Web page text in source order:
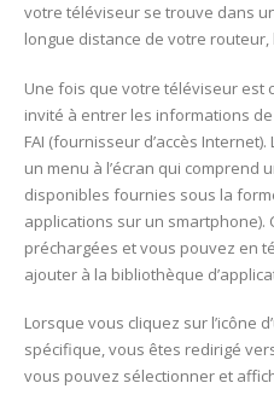
votre téléviseur se trouve dans
longue distance de votre
Une fois que votre téléviseur est
invité à entrer les informations
FAI (fournisseur d’accès
un menu à l’écran qui comprend
disponibles fournies sous la
applications sur un
préchargées et vous pouvez en
ajouter à la bibliothèque
Lorsque vous cliquez sur l’icône
spécifique, vous êtes redirigé
vous pouvez sélectionner et